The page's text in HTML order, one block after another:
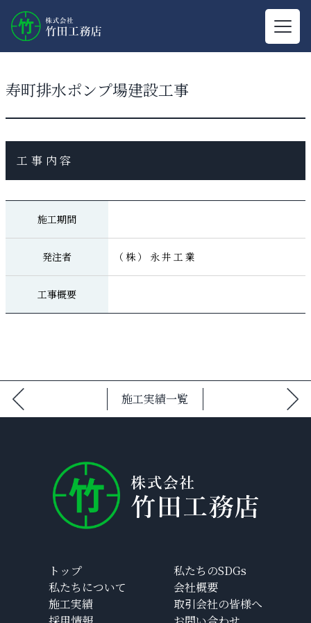
寿町排水ポンプ場建設工事
工事内容
施工期間
発注者 （株）永井工業
工事概要
施工実績一覧
トップ
私たちについて
施工実績
私たちのSDGs
会社概要
取引会社の皆様へ